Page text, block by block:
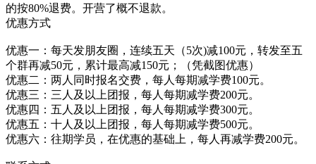
的按80%退费。开营了概不退款。
优惠方式
优惠一：每天发朋友圈，连续五天（5次)减100元，转发至五
个群再减50元，累计最高减150元；（凭截图优惠）
优惠二：两人同时报名交费，每人每期减学费100元。
优惠三：三人及以上团报，每人每期减学费200元。
优惠四：五人及以上团报，每人每期减学费300元。
优惠五：十人及以上团报，每人每期减学费500元。
优惠六：往期学员，在优惠的基础上，每人再减学费200元。